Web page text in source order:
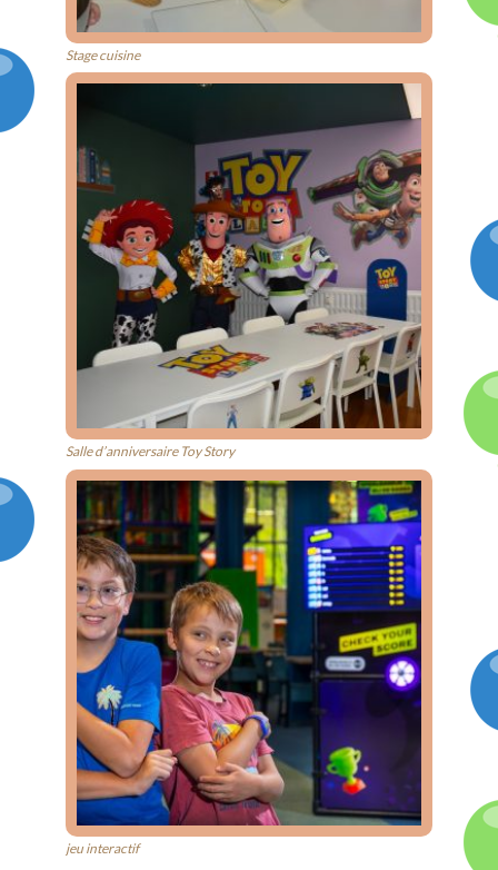
Stage cuisine
Salle d’anniversaire Toy Story
jeu interactif